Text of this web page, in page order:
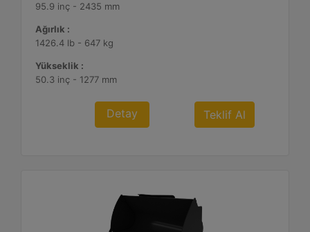
95.9 inç - 2435 mm
Ağırlık :
1426.4 lb - 647 kg
Yükseklik :
50.3 inç - 1277 mm
Detay Teklif Al